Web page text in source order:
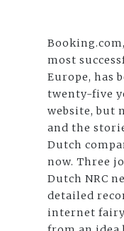
most
Europe, has
twenty-five
website, but
and the
Dutch
now. Three
Dutch NRC
detailed
internet